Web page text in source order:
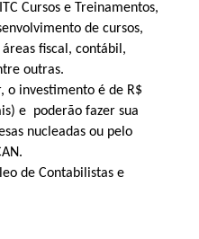
Cursos e Treinamentos,
de cursos,
fiscal, contábil,
outras.
o investimento é de R$
e poderão fazer sua
nucleadas ou pelo
de Contabilistas e